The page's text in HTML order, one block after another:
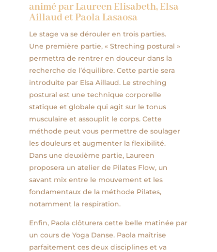
animé par Laureen Elisabeth, Elsa
Aillaud et Paola Lasaosa
Le stage va se dérouler en trois parties.
Une première partie, « Streching postural »
permettra de rentrer en douceur dans la
recherche de l’équilibre. Cette partie sera
introduite par Elsa Aillaud. Le streching
postural est une technique corporelle
statique et globale qui agit sur le tonus
musculaire et assouplit le corps. Cette
méthode peut vous permettre de soulager
les douleurs et augmenter la flexibilité.
Dans une deuxième partie, Laureen
proposera un atelier de Pilates Flow, un
savant mix entre le mouvement et les
fondamentaux de la méthode Pilates,
notamment la respiration.
Enfin, Paola clôturera cette belle matinée par
un cours de Yoga Danse. Paola maîtrise
parfaitement ces deux disciplines et va